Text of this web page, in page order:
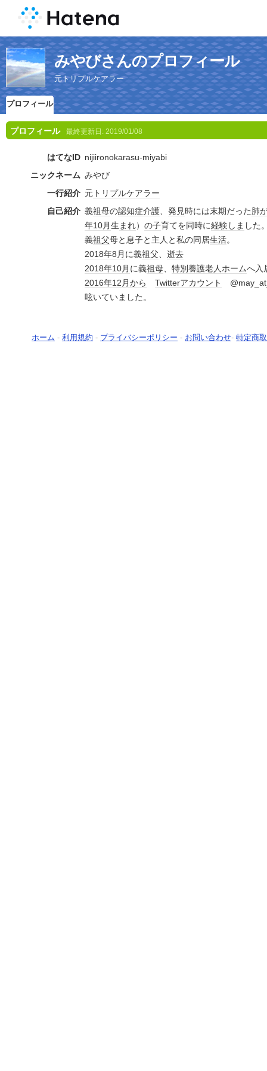
みやびさんのプロフィール
元トリプルケアラー
プロフィール
プロフィール 最終更新日: 2019/01/08
はてなID nijiironokarasu-miyabi
ニックネーム みやび
一行紹介 元 トリプルケアラー
自己紹介 義祖母の認知症介護、 発見時には末期だった肺
年10月生まれ） の子育てを同時に経験しま した
義祖父母と息子と主人と私の同居生活。
2018年8月 に義祖父、 逝去
2018年10月 に義祖母、 特別養護老人ホームへ入
2016年12月から Twitterアカウント
呟いていました。
ホーム - 利用規約 - プライバシーポリシー - お問い合わせ- 特定商